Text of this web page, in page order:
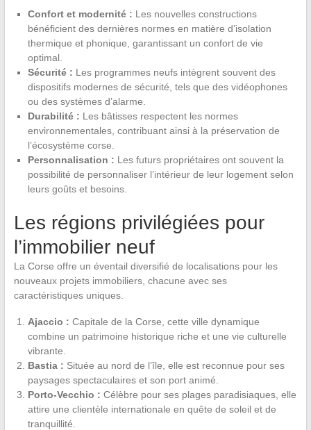
Confort et modernité : Les nouvelles constructions
bénéficient des dernières normes en matière d’isolation
thermique et phonique, garantissant un confort de vie
optimal.
Sécurité : Les programmes neufs intègrent souvent des
dispositifs modernes de sécurité, tels que des vidéophones
ou des systèmes d’alarme.
Durabilité : Les bâtisses respectent les normes
environnementales, contribuant ainsi à la préservation de
l’écosystème corse.
Personnalisation : Les futurs propriétaires ont souvent la
possibilité de personnaliser l’intérieur de leur logement selon
leurs goûts et besoins.
Les régions privilégiées pour
l’immobilier neuf
La Corse offre un éventail diversifié de localisations pour les
nouveaux projets immobiliers, chacune avec ses
caractéristiques uniques.
Ajaccio : Capitale de la Corse, cette ville dynamique
combine un patrimoine historique riche et une vie culturelle
vibrante.
Bastia : Située au nord de l’île, elle est reconnue pour ses
paysages spectaculaires et son port animé.
Porto-Vecchio : Célèbre pour ses plages paradisiaques, elle
attire une clientèle internationale en quête de soleil et de
tranquillité.